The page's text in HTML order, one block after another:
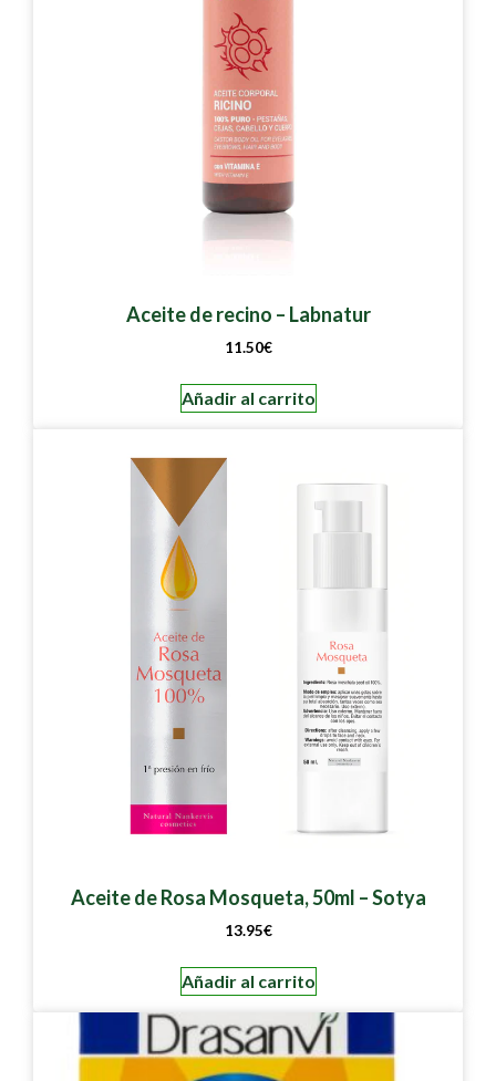
Aceite de recino – Labnatur
11.50€
Añadir al carrito
Aceite de Rosa Mosqueta, 50ml – Sotya
13.95€
Añadir al carrito